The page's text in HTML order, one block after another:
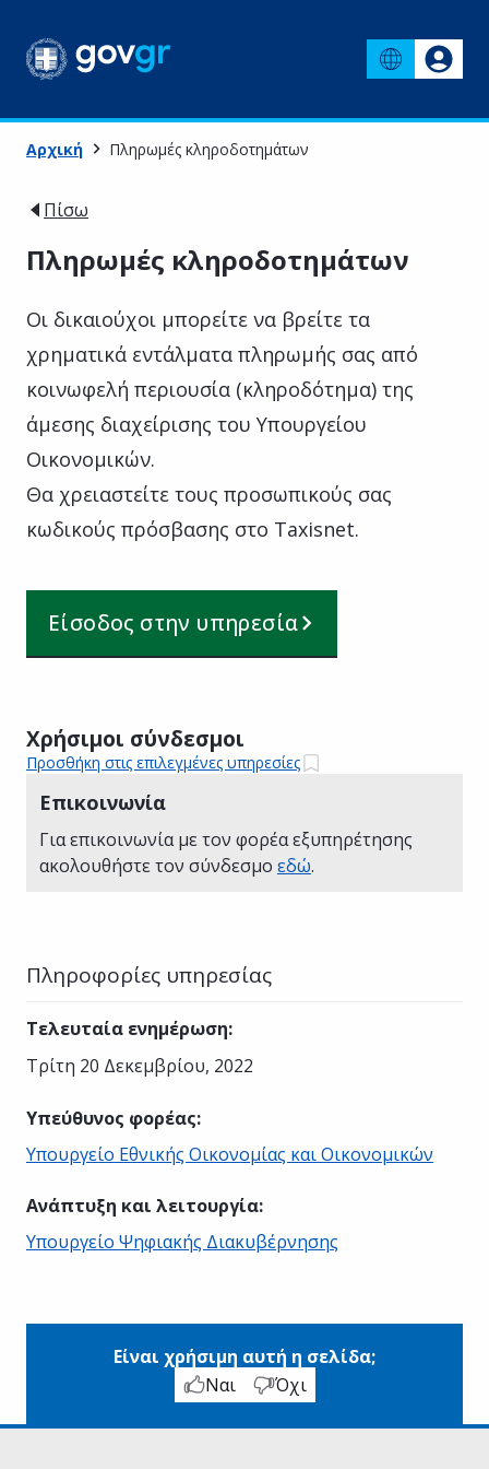
Αρχική Πληρωμές κληροδοτημάτων
Πίσω
Πληρωμές κληροδοτημάτων
Οι δικαιούχοι μπορείτε να βρείτε τα
χρηματικά εντάλματα πληρωμής σας από
κοινωφελή περιουσία (κληροδότημα) της
άμεσης διαχείρισης του Υπουργείου
Οικονομικών.
Θα χρειαστείτε τους προσωπικούς σας
κωδικούς πρόσβασης στο Taxisnet.
Είσοδος στην υπηρεσία
Χρήσιμοι σύνδεσμοι
Προσθήκη στις επιλεγμένες υπηρεσίες
Επικοινωνία
Για επικοινωνία με τον φορέα εξυπηρέτησης
ακολουθήστε τον σύνδεσμο εδώ.
Πληροφορίες υπηρεσίας
Τελευταία ενημέρωση:
Τρίτη 20 Δεκεμβρίου, 2022
Υπεύθυνος φορέας:
Υπουργείο Εθνικής Οικονομίας και Οικονομικών
Ανάπτυξη και λειτουργία:
Υπουργείο Ψηφιακής Διακυβέρνησης
Είναι χρήσιμη αυτή η σελίδα;
Ναι
Όχι